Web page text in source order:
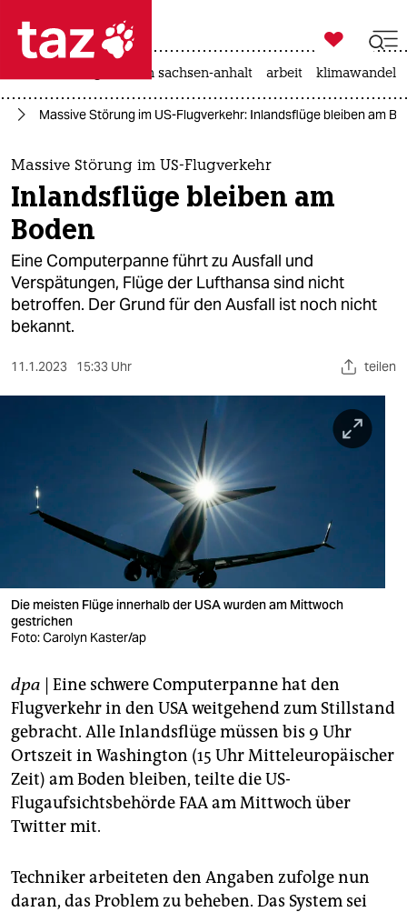
 taz zahl ich
taz zahl ich
themen
politik
öko
gesellschaft
kultur
sport
wahrheit
verlag
veranstaltungen
shop
fragen & hilfe
unterstützen
abo
genossenschaft
epaper login

taz zahl ich
landtagswahl in sachsen-anhalt arbeit klimawandel
Massive Störung im US-Flugverkehr: Inlandsflüge bleiben am
Massive Störung im US-Flugverkehr
Inlandsflüge bleiben am
Boden
Eine Computerpanne führt zu Ausfall und
Verspätungen, Flüge der Lufthansa sind nicht
betroffen. Der Grund für den Ausfall ist noch nicht
bekannt.
11.1.2023 15:33 Uhr teilen
Die meisten Flüge innerhalb der USA wurden am Mittwoch
gestrichen
Foto: Carolyn Kaster/ap
dpa | Eine schwere Computerpanne hat den
Flugverkehr in den USA weitgehend zum Stillstand
gebracht. Alle Inlandsflüge müssen bis 9 Uhr
Ortszeit in Washington (15 Uhr Mitteleuropäischer
Zeit) am Boden bleiben, teilte die US-
Flugaufsichtsbehörde FAA am Mittwoch über
Twitter mit.
Techniker arbeiteten den Angaben zufolge nun
daran, das Problem zu beheben. Das System sei